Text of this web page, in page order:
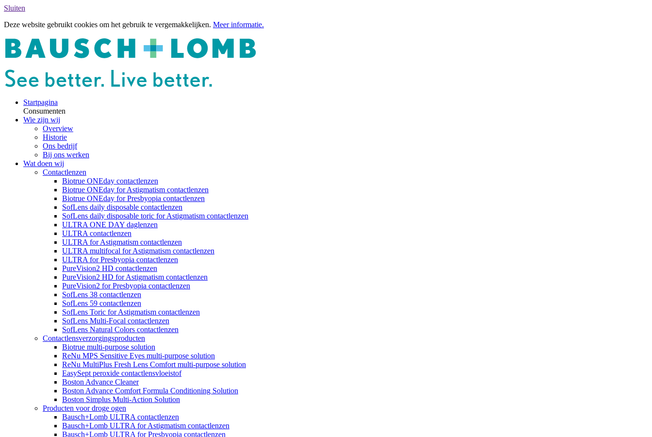
Sluiten
Deze website gebruikt cookies om het gebruik te vergemakkelijken. Meer informatie.
Startpagina
Consumenten
Wie zijn wij
Overview
Historie
Ons bedrijf
Bij ons werken
Wat doen wij
Contactlenzen
Biotrue ONEday contactlenzen
Biotrue ONEday for Astigmatism contactlenzen
Biotrue ONEday for Presbyopia contactlenzen
SofLens daily disposable contactlenzen
SofLens daily disposable toric for Astigmatism contactlenzen
ULTRA ONE DAY daglenzen
ULTRA contactlenzen
ULTRA for Astigmatism contactlenzen
ULTRA multifocal for Astigmatism contactlenzen
ULTRA for Presbyopia contactlenzen
PureVision2 HD contactlenzen
PureVision2 HD for Astigmatism contactlenzen
PureVision2 for Presbyopia contactlenzen
SofLens 38 contactlenzen
SofLens 59 contactlenzen
SofLens Toric for Astigmatism contactlenzen
SofLens Multi-Focal contactlenzen
SofLens Natural Colors contactlenzen
Contactlensverzorgingsproducten
Biotrue multi-purpose solution
ReNu MPS Sensitive Eyes multi-purpose solution
ReNu MultiPlus Fresh Lens Comfort multi-purpose solution
EasySept peroxide contactlensvloeistof
Boston Advance Cleaner
Boston Advance Comfort Formula Conditioning Solution
Boston Simplus Multi-Action Solution
Producten voor droge ogen
Bausch+Lomb ULTRA contactlenzen
Bausch+Lomb ULTRA for Astigmatism contactlenzen
Bausch+Lomb ULTRA for Presbyopia contactlenzen